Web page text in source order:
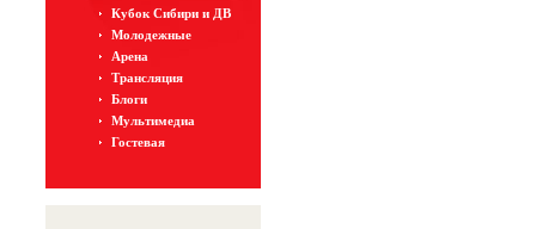
Кубок Сибири и ДВ
Молодежные
Арена
Трансляция
Блоги
Мультимедиа
Гостевая